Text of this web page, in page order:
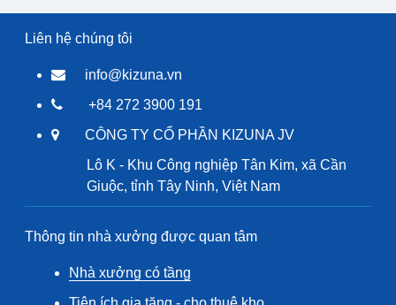
Liên hệ chúng tôi
info@kizuna.vn
+84 272 3900 191
CÔNG TY CỔ PHẦN KIZUNA JV
Lô K - Khu Công nghiệp Tân Kim, xã Cần
Giuộc, tỉnh Tây Ninh, Việt Nam
Thông tin nhà xưởng được quan tâm
Nhà xưởng có tầng